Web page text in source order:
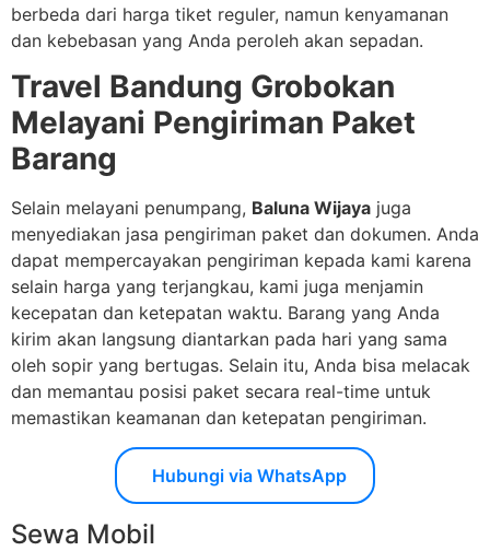
berbeda dari harga tiket reguler, namun kenyamanan
dan kebebasan yang Anda peroleh akan sepadan.
Travel Bandung Grobokan
Melayani Pengiriman Paket
Barang
Selain melayani penumpang, Baluna Wijaya juga
menyediakan jasa pengiriman paket dan dokumen. Anda
dapat mempercayakan pengiriman kepada kami karena
selain harga yang terjangkau, kami juga menjamin
kecepatan dan ketepatan waktu. Barang yang Anda
kirim akan langsung diantarkan pada hari yang sama
oleh sopir yang bertugas. Selain itu, Anda bisa melacak
dan memantau posisi paket secara real-time untuk
memastikan keamanan dan ketepatan pengiriman.
Hubungi via WhatsApp
Sewa Mobil